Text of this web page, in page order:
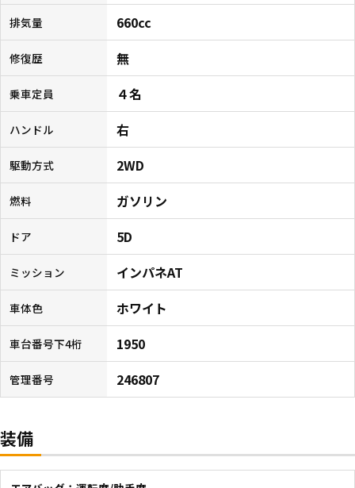
排気量 660cc
修復歴 無
乗車定員 ４名
ハンドル 右
駆動方式 2WD
燃料 ガソリン
ドア 5D
ミッション インパネAT
車体色 ホワイト
車台番号下4桁 1950
管理番号 246807
装備